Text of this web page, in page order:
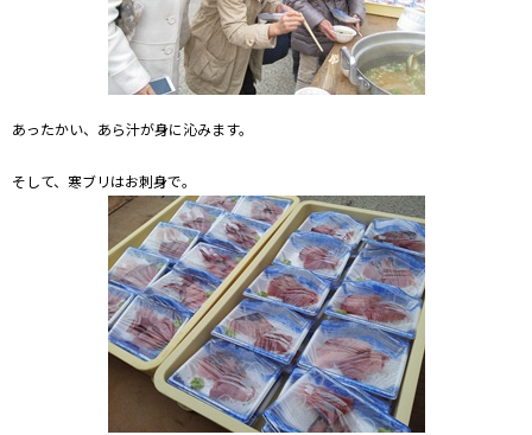
あったかい、あら汁が身に沁みます。
そして、寒ブリはお刺身で。